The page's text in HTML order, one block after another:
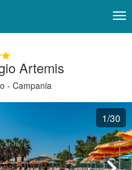
Artemis
- Campania
1/30